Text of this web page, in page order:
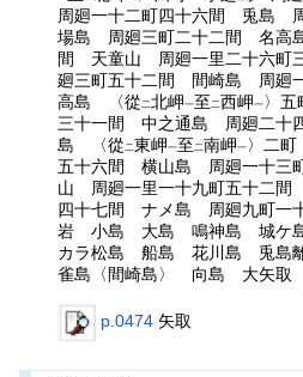
周廻一十二町四十六間 兎島
場島 周廻三町二十二間 名高
間 天童山 周廻一里二十六町
廻三町五十二間 間崎島 周廻
高島 〈從二北岬一至二西岬一 〉
三十一間 中之通島 周廻二十
島 〈從二東岬一至二南岬一 〉二
五十六間 横山島 周廻一十三
山 周廻一里一十九町五十二
四十七間 ナメ島 周廻九町
岩 小島 大島 鳴神島 城ケ
カラ松島 船島 花川島 兎
雀島〈間崎島〉 向島 大矢
p.0474 矢取